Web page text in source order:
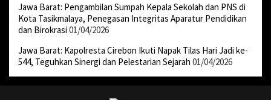
Jawa Barat: Pengambilan Sumpah Kepala Sekolah dan PNS di
Kota Tasikmalaya, Penegasan Integritas Aparatur Pendidikan
dan Birokrasi 01/04/2026
Jawa Barat: Kapolresta Cirebon Ikuti Napak Tilas Hari Jadi ke-
544, Teguhkan Sinergi dan Pelestarian Sejarah 01/04/2026